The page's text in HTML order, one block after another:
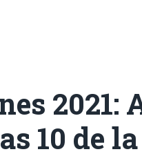
2021:
10 de